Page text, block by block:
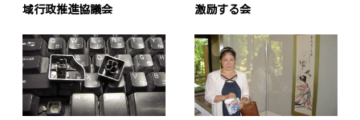
域行政推進協議会
激励する会